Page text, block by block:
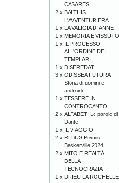
CASARES
2 x BALTHIS
L'AVVENTURIERA
1 x LA VALIGIA DI ANNE
1 x MEMORIA E VISSUTO
1 x IL PROCESSO
ALL'ORDINE DEI
TEMPLARI
1 x DISEREDATI
3 x ODISSEA FUTURA
Storia di uomini e
androidi
1 x TESSERE IN
CONTROCANTO
2 x ALFABETI Le parole di
Dante
1 x IL VIAGGIO
2 x REBUS Premio
Baskerville 2024
2 x MITO E REALTÀ
DELLA
TECNOCRAZIA
1 x DRIEU LA ROCHELLE